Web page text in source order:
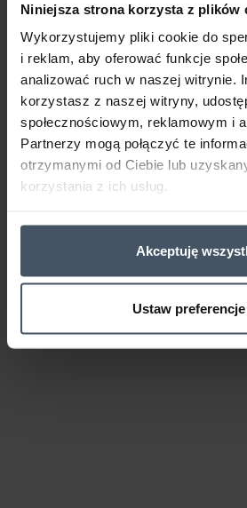
Niniejsza strona korzysta z plików
Wykorzystujemy pliki cookie do
i reklam, aby oferować funkcje
analizować ruch w naszej witrynie.
korzystasz z naszej witryny,
społecznościowym, reklamowym i
Partnerzy mogą połączyć te
otrzymanymi od Ciebie lub
korzystania z ich usług.
Akceptuję
Ustaw preferencje